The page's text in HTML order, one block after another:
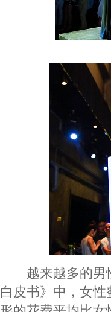
越来越多的男性
白皮书》中，女